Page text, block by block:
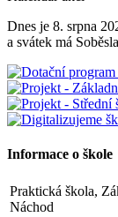
2. Výuka: Od úterý
3. Dohled: Od
půjdou na oběd
hodin (pro žáky se
projektu zapojeni,
pobírání dávek
Dnes je 8. srpna
a svátek má
Informace o škole
Praktická škola,
Náchod